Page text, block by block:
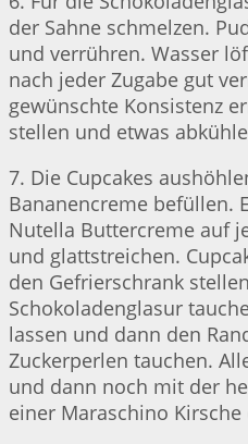
der Sahne schmelzen.
und verrühren. Wasser
nach jeder Zugabe gut
gewünschte Konsistenz
stellen und etwas
7. Die Cupcakes
Bananencreme befüllen.
Nutella Buttercreme auf
und glattstreichen.
den Gefrierschrank
Schokoladenglasur
lassen und dann den
Zuckerperlen tauchen.
und dann noch mit der
einer Maraschino